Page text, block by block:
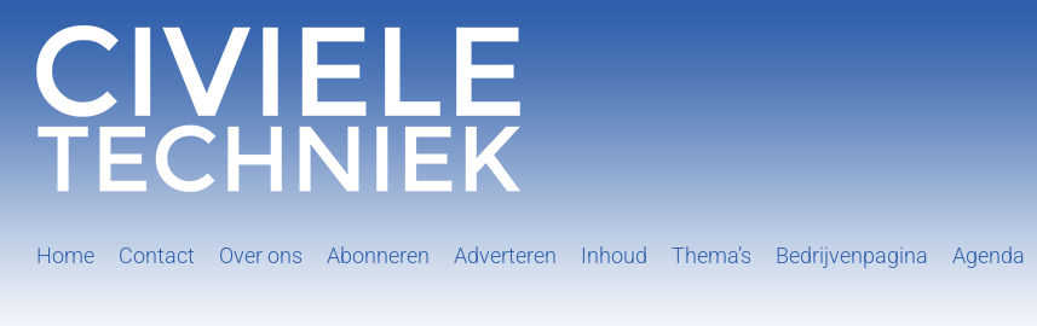
inhoud
Home Contact Over ons Abonneren Adverteren Inhoud Thema’s Bedrijvenpagina Agenda